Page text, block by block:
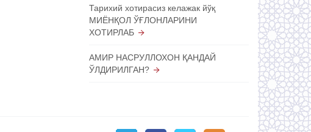
Тарихий хотирасиз келажак йўқ
МИЁНҚОЛ ЎҒЛОНЛАРИНИ
ХОТИРЛАБ
АМИР НАСРУЛЛОХОН ҚАНДАЙ
ЎЛДИРИЛГАН?